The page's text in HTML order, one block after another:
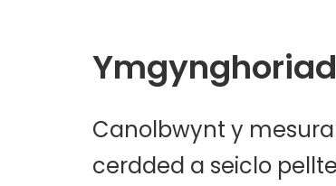
Canolbwynt y
cerdded a seiclo